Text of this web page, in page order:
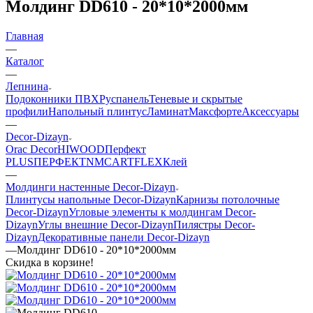
Молдинг DD610 - 20*10*2000мм
Главная
—
Каталог
—
Лепнина
Подоконники ПВХРуспанельТеневые и скрытые
профилиНапольный плинтусЛаминатМаксфортеАксессуары
—
Decor-Dizayn
Orac DecorHIWOODПерфект
PLUSПЕРФЕКТNMCARTFLEXКлей
—
Молдинги настенные Decor-Dizayn
Плинтусы напольные Decor-DizaynКарнизы потолочные
Decor-DizaynУгловые элементы к молдингам Decor-
DizaynУглы внешние Decor-DizaynПилястры Decor-
DizaynДекоративные панели Decor-Dizayn
—Молдинг DD610 - 20*10*2000мм
Скидка в корзине!